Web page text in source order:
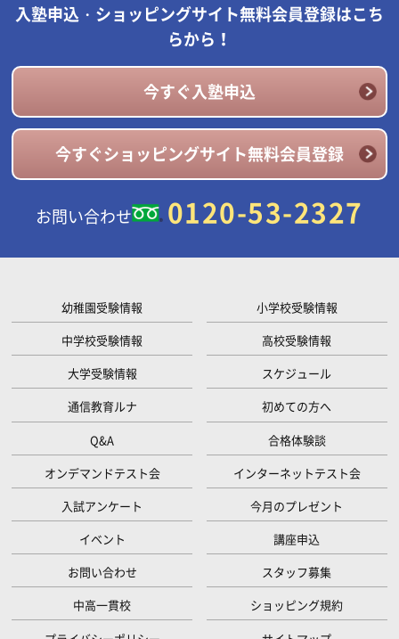
入塾申込・ショッピングサイト無料会員登録はこち
らから！
今すぐ入塾申込
今すぐショッピングサイト無料会員登録
お問い合わせ 0120-53-2327
幼稚園受験情報
小学校受験情報
中学校受験情報
高校受験情報
大学受験情報
スケジュール
通信教育ルナ
初めての方へ
Q&A
合格体験談
オンデマンドテスト会
インターネットテスト会
入試アンケート
今月のプレゼント
イベント
講座申込
お問い合わせ
スタッフ募集
中高一貫校
ショッピング規約